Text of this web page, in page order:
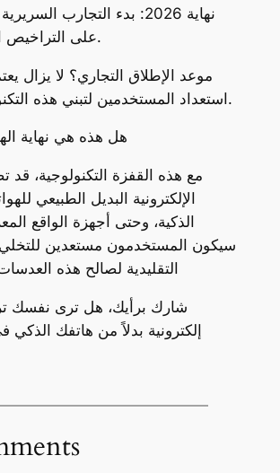
على التراخيص الطبية اللازمة.
استعداد المستخدمين لتبني هذه التكنولوجيا الثورية.
هل هذه هي نهاية
مع هذه القفزة التكنولوجية، قد
الإلكترونية البديل الطبيعي
الذكية، وحتى أجهزة الواقع
سيكون المستخدمون مستعدين
التقليدية لصالح هذه
شارك برأيك، هل ترى نفسك
إلكترونية بدلاً من هاتفك